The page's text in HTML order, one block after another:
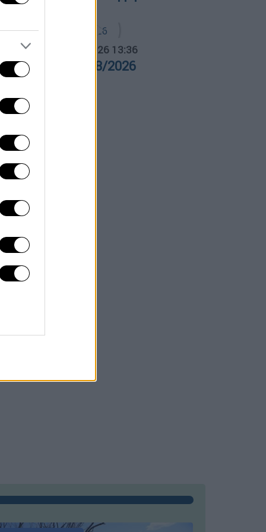
Ελλάδος... 05.08.2026 13:36
Ελλάδος 05/08/2026